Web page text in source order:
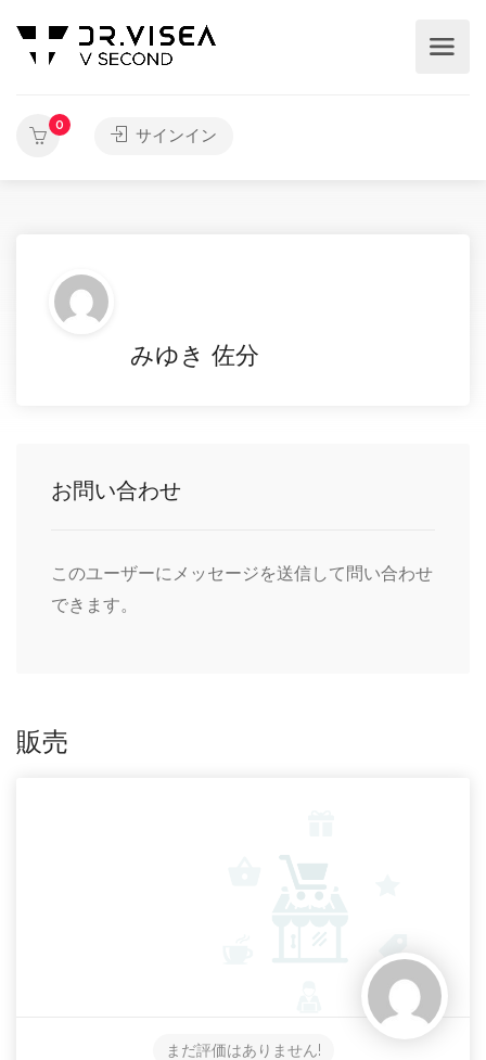
0
サインイン
みゆき 佐分
お問い合わせ
このユーザーにメッセージを送信して問い合わせ
できます。
販売
まだ評価はありません!